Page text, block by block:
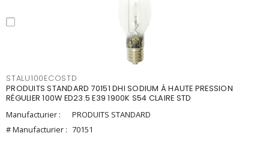
STALU100ECOSTD
PRODUITS STANDARD 70151 DHI SODIUM À HAUTE PRESSION
RÉGULIER 100W ED23.5 E39 1900K S54 CLAIRE STD
Manufacturier :
PRODUITS STANDARD
# Manufacturier : 70151